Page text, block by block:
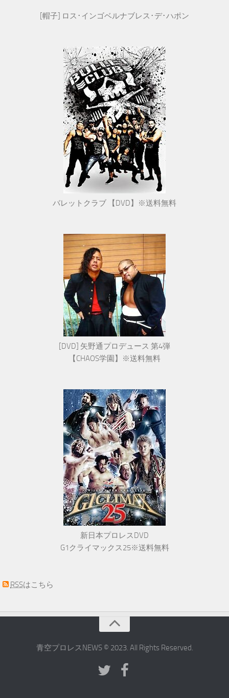
[帽子] ロス･インゴベルナブレス･デ･ハポン
バレットクラブ 【DVD】※送料無料
[DVD] 矢野通プロデュース 第4弾
【CHAOS学園】※送料無料
新日本プロレスDVD
G1クライマックス25※送料無料
RSSはこちら
青空プロレスNEWS © 2023. All Rights Reserved.